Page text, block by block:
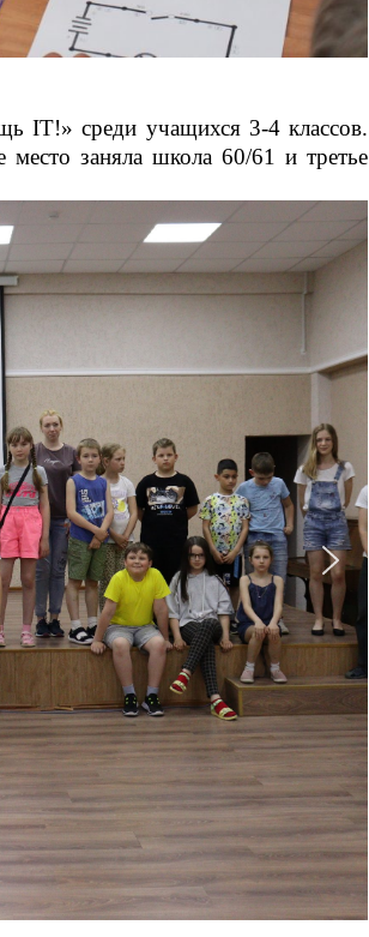
IT!» среди учащихся 3-4 классов.
заняла школа 60/61 и третье